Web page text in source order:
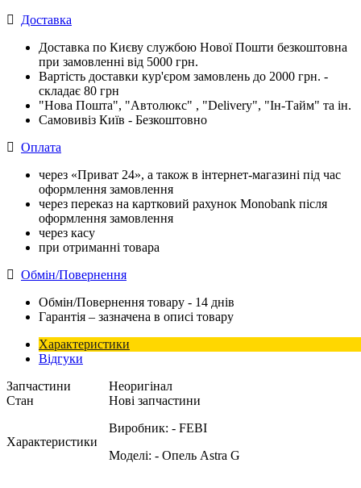
Доставка
Доставка по Києву службою Нової Пошти безкоштовна
при замовленні від 5000 грн.
Вартість доставки кур'єром замовлень до 2000 грн. -
складає 80 грн
"Нова Пошта", "Автолюкс" , "Delivery", "Iн-Тайм" та ін.
Самовивіз Київ - Безкоштовно
Оплата
через «Приват 24», а також в інтернет-магазині під час
оформлення замовлення
через переказ на картковий рахунок Monobank після
оформлення замовлення
через касу
при отриманні товара
Обмін/Повернення
Обмін/Повернення товару - 14 днів
Гарантія – зазначена в описі товару
Характеристики
Відгуки
Запчастини
Неоригінал
Стан
Нові запчастини
Характеристики
Виробник: - FEBI
Моделі: - Опель Astra G